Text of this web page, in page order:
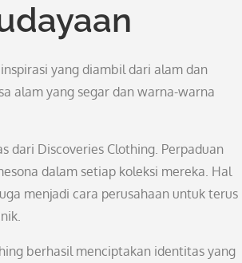
yang diambil dari alam dan
alam yang segar dan warna-warna
dari Discoveries Clothing. Perpaduan
dalam setiap koleksi mereka. Hal
menjadi cara perusahaan untuk terus
berhasil menciptakan identitas yang